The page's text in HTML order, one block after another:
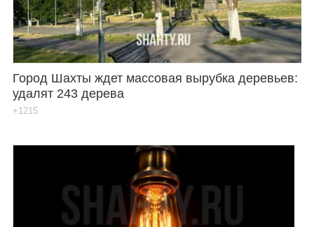
Город Шахты ждет массовая вырубка деревьев:
удалят 243 дерева
+1215